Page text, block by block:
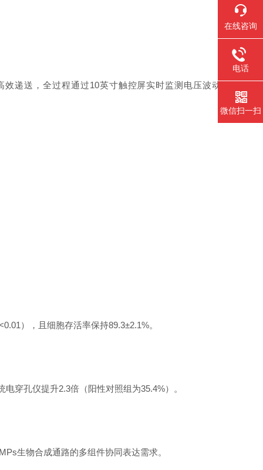
递送，全过程通过10英寸触控屏实时监测电压波动
），且细胞存活率保持89.3±2.1%。
穿孔仪提升2.3倍（阳性对照组为35.4%）。
生物合成通路的多组件协同表达需求。
在线咨询
电话
微信扫一扫